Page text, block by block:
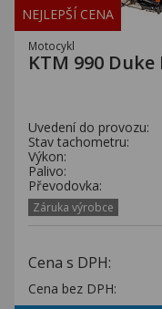
NEJLEPŠÍ CENA
Motocykl
KTM 990 Duke
Uvedení do provozu:
Stav tachometru:
Výkon:
Palivo:
Převodovka:
Záruka výrobce
Cena s DPH:
Cena bez DPH: